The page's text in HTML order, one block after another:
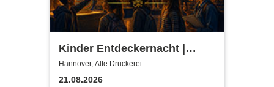
Kinder Entdeckernacht |
TUTANCHAMUN | Hannover -
Ein Immersives Abenteuer
Hannover, Alte Druckerei
21.08.2026